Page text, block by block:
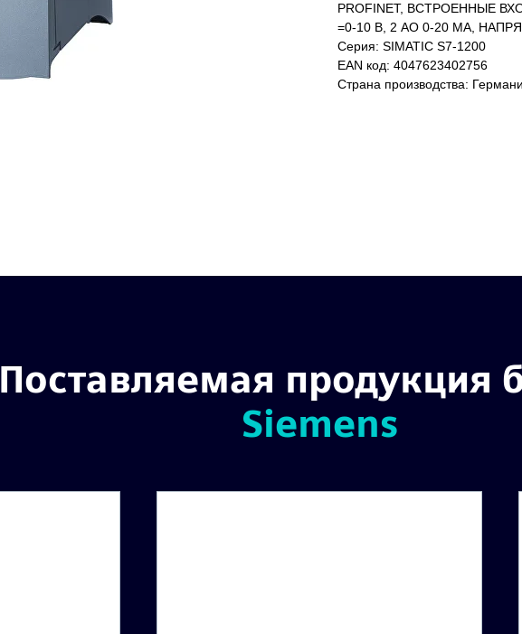
PROFINET, ВСТРОЕННЫЕ
=0-10 В, 2 AO 0-20 МА,
Серия: SIMATIC S7-1200
EAN код: 4047623402756
Страна производства:
Поставляемая продукция
Siemens